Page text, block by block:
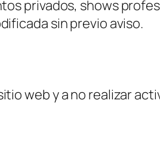
privados, shows
sin previo aviso.
web y a no realizar